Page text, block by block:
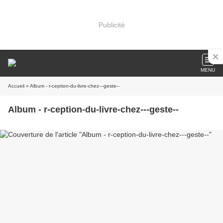
Publicité
MENU
Accueil » Album - r-ception-du-livre-chez---geste--
Album - r-ception-du-livre-chez---geste--